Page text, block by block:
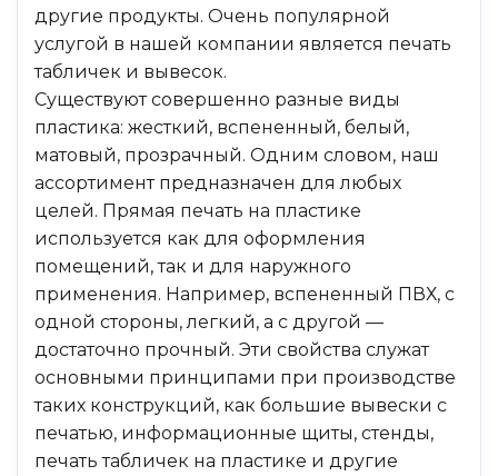
другие продукты. Очень популярной
услугой в нашей компании является печать
табличек и вывесок.
Существуют совершенно разные виды
пластика: жесткий, вспененный, белый,
матовый, прозрачный. Одним словом, наш
ассортимент предназначен для любых
целей. Прямая печать на пластике
используется как для оформления
помещений, так и для наружного
применения. Например, вспененный ПВХ, с
одной стороны, легкий, а с другой —
достаточно прочный. Эти свойства служат
основными принципами при производстве
таких конструкций, как большие вывески с
печатью, информационные щиты, стенды,
печать табличек на пластике и другие